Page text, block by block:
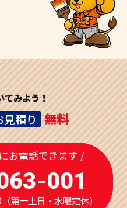
てみよう！
見積り 無料
お電話できます /
001
第一土日・水曜定休）